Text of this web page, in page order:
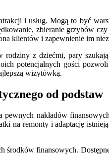
i usług. Mogą to być
zbieranie grzybów
klientów i zapewnienie im
z dziećmi, pary
potencjalnych gości
wizytówką.
od podstaw
pewnych nakładów
na remonty i adaptację
środków finansowych.